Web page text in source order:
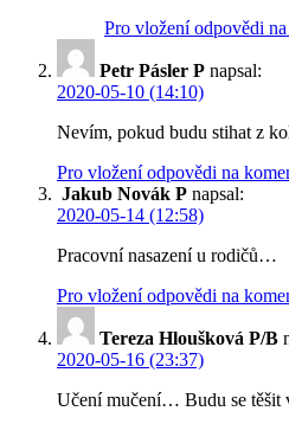
Pro vložení odpovědi
Petr Pásler P napsal:
2020-05-10 (14:10)
Nevím, pokud budu stihat z
Pro vložení odpovědi na
Jakub Novák P napsal:
2020-05-14 (12:58)
Pracovní nasazení u rodičů…
Pro vložení odpovědi na
Tereza Hloušková P/B
2020-05-16 (23:37)
Učení mučení… Budu se těšit